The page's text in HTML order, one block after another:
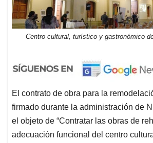
Centro cultural, turístico y gastronómico
El contrato de obra para la
firmado durante la administración de
el objeto de “Contratar las obras de
adecuación funcional del centro